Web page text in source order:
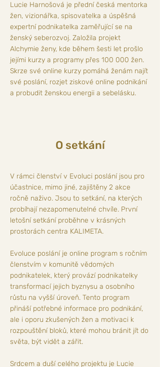
Lucie Harnošová je přední česká mentorka
žen, vizionářka, spisovatelka a úspěšná
expertní podnikatelka zaměřující se na
ženský seberozvoj. Založila projekt
Alchymie ženy, kde během šesti let prošlo
jejími kurzy a programy přes 100 000 žen.
Skrze své online kurzy pomáhá ženám najít
své poslání, rozjet ziskové online podnikání
a probudit ženskou energii a sebelásku.
O setkání
V rámci členství v Evoluci poslání jsou pro
účastnice, mimo jiné, zajištěny 2 akce
ročně naživo. Jsou to setkání, na kterých
probíhají nezapomenutelné chvíle. První
letošní setkání proběhne v krásných
prostorách centra KALIMETA.
Evoluce poslání je online program s ročním
členstvím v komunitě vědomých
podnikatelek, který provází podnikatelky
transformací jejich byznysu a osobního
růstu na vyšší úroveň. Tento program
přináší potřebné informace pro podnikání,
ale i oporu zkušených žen a motivaci k
rozpouštění bloků, které mohou bránit jít do
světa, být vidět a zářit.
Srdcem a duší celého projektu je Lucie